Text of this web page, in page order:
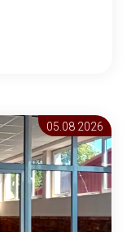
05.08 2026